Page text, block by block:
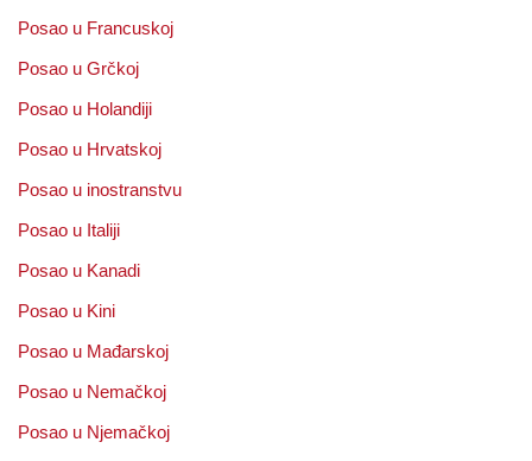
Posao u Francuskoj
Posao u Grčkoj
Posao u Holandiji
Posao u Hrvatskoj
Posao u inostranstvu
Posao u Italiji
Posao u Kanadi
Posao u Kini
Posao u Mađarskoj
Posao u Nemačkoj
Posao u Njemačkoj